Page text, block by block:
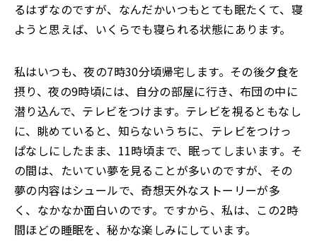
るはずなのですが、なんだかいつもとても眠たくて、寝
ようと思えば、いくらでも寝られる状態にあります。
私はいつも、夜の7時30分頃帰宅します。その後夕食を
摂り、夜の9時頃には、自分の部屋に行き、布団の中に
潜り込んで、テレビをつけます。テレビを視るともなし
に、眺めていると、知らないうちに、テレビをつけっ
ぱなしにしたまま、11時頃まで、眠ってしまいます。そ
の間は、たいてい夢を見ることが多いのですが、その
夢の内容はシュールで、奇想天外なストーリーが多
く、なかなか面白いのです。ですから、私は、この2時
間ほどの睡眠を、秘かな楽しみにしています。